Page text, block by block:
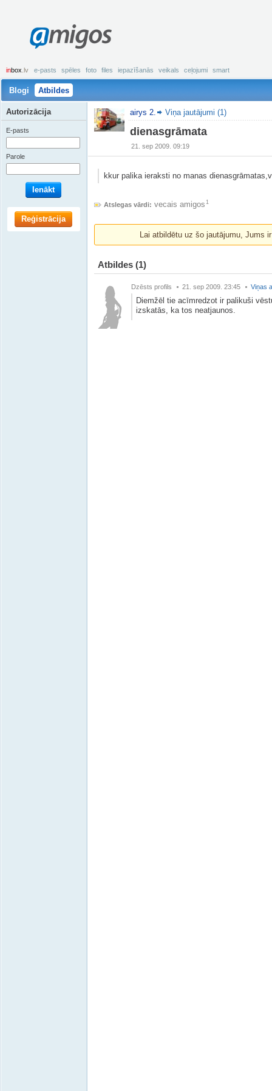
amigos
inbox .lv e-pasts spēles foto files iepazīšanās veikals ceļojumi smart
Blogi Atbildes
airys 2. Viņa jautājumi (1)
dienasgrāmata
21. sep 2009. 09:19
kkur palika ieraksti no manas
Atslegas vārdi: vecais amigos 1
Lai atbildētu uz šo jautājumu, Jums
Atbildes (1)
Dzēsts profils 21. sep 2009. 23:45 Viņas
Diemžēl tie acīmredzot ir palikuši
izskatās, ka tos neatjaunos.
Autorizācija
E-pasts
Parole
Ienākt
Reģistrācija